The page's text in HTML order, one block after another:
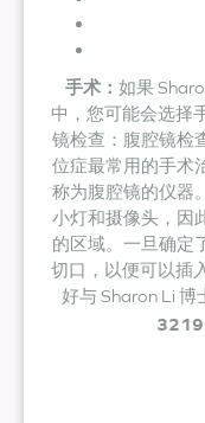
手术： 如果
中，您可能会选择
镜检查：腹腔镜检
位症最常用的手术
称为腹腔镜的仪器
小灯和摄像头，因
的区域。一旦确定
切口，以便可以插
好与 Sharon Li